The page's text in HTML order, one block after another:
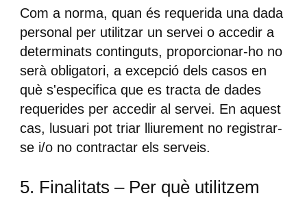
Com a norma, quan és requerida una dada
personal per utilitzar un servei o accedir a
determinats continguts, proporcionar-ho no
serà obligatori, a excepció dels casos en
què s'especifica que es tracta de dades
requerides per accedir al servei. En aquest
cas, lusuari pot triar lliurement no registrar-
se i/o no contractar els serveis.
5. Finalitats – Per què utilitzem